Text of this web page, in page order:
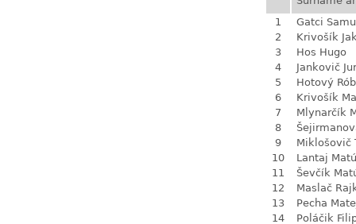
1
Gatci
2
Krivošík
3
Hos Hugo
4
Jankovič
5
Hotový
6
Krivošík
7
Mlynarčík
8
9
Miklošovič
10
Lantaj
11
Ševčík
12
Maslač
13
Pecha
14
Poláčik